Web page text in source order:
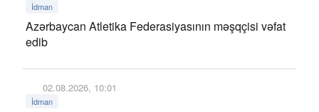
İdman
Azərbaycan Atletika Federasiyasının məşqçisi vəfat
edib
02.08.2026, 10:01
İdman